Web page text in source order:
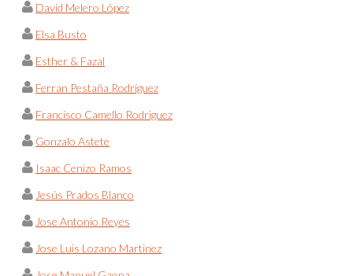
David Melero López
Elsa Busto
Esther & Fazal
Ferran Pestaña Rodríguez
Francisco Camello Rodriguez
Gonzalo Astete
Isaac Cenizo Ramos
Jesús Prados Blanco
Jose Antonio Reyes
Jose Luis Lozano Martinez